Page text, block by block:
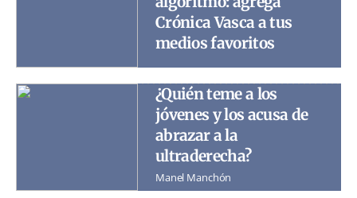
Crónica Vasca a tus
medios favoritos
¿Quién teme a los
jóvenes y los acusa de
abrazar a la
ultraderecha?
Manel Manchón